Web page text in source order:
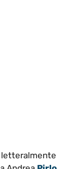
letteralmente